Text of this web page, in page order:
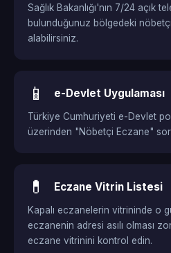
Sağlık Bakanlığı'nın 7/24 açık
bulunduğunuz bölgedeki
alabilirsiniz.
📱 e-Devlet Uygulaması
Türkiye Cumhuriyeti e-Devlet
üzerinden "Nöbetçi Eczane"
💊 Eczane Vitrin Listesi
Kapalı eczanelerin vitrininde o
eczanenin adresi asılı olması
eczane vitrinini kontrol edin.